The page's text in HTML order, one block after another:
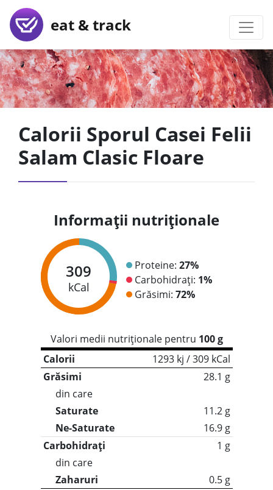
eat & track
Calorii Sporul Casei Felii
Salam Clasic Floare
Informații nutriționale
309
kCal
Proteine: 27%
Carbohidrați: 1%
Grăsimi: 72%
Valori medii nutriționale pentru 100 g
Calorii
1293 kj / 309 kCal
Grăsimi
28.1 g
din care
Saturate
11.2 g
Ne-Saturate
16.9 g
Carbohidrați
1 g
din care
Zaharuri
0.5 g